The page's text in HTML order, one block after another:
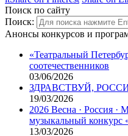
Поиск по сайту
Поиск:
Анонсы конкурсов и
«Театральный
соотечественников
03/06/2026
ЗДРАВСТВУЙ,
19/03/2026
2026 Весна · Россия ·
музыкальный конкурс
13/03/2026